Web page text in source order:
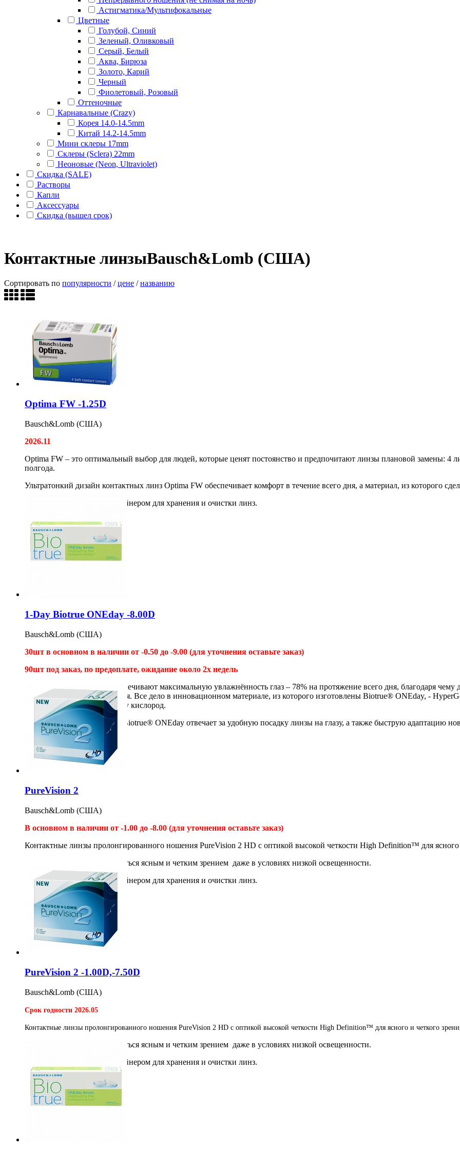
Астигматика/Мультифокальные
Цветные
Голубой, Синий
Зеленый, Оливковый
Серый, Белый
Аква, Бирюза
Золото, Карий
Черный
Фиолетовый, Розовый
Оттеночные
Карнавальные (Crazy)
Корея 14.0-14.5mm
Китай 14.2-14.5mm
Мини склеры 17mm
Склеры (Sclera) 22mm
Неоновые (Neon, Ultraviolet)
Скидка (SALE)
Растворы
Капли
Аксессуары
Скидка (вышел срок)
Контактные линзыBausch&Lomb (США)
Сортировать по популярности /цене /названию
Optima FW -1.25D
Bausch&Lomb (США)
2026.11
Optima FW – это оптимальный выбор для людей, которые ценят постоянство и предпочитают линзы плановой замены: 4
полгода.
Ультратонкий дизайн контактных линз Optima FW обеспечивает комфорт в течение всего дня, а материал, из которого
*Необходим раствор с контейнером для хранения и очистки линз.
4шт 1 750 1 500руб
Купить
1-Day Biotrue ONEday -8.00D
Bausch&Lomb (США)
30шт в основном в наличии от -0.50 до -9.00 (для уточнения оставьте заказ)
90шт под заказ, по предоплате, ожидание около 2х недель
Эти контактные линзы обеспечивают максимальную увлажнённость глаз – 78% на протяжение всего дня, благодаря
первые часы после надевания. Все дело в инновационном материале, из которого изготовлены Biotrue® ONEday, -
и отлично пропускает к глазу кислород.
Асферическая поверхность Biotrue® ONEday отвечает за удобную посадку линзы на глазу, а также быструю адаптацию
1 750руб
Купить
PureVision 2
Bausch&Lomb (США)
В основном в наличии от -1.00 до -8.00 (для уточнения оставьте заказ)
Контактные линзы пролонгированного ношения PureVision 2 HD с оптикой высокой четкости High Definition™ для ясного
Теперь Вы можете наслаждаться ясным и четким зрением даже в условиях низкой освещенности.
*Необходим раствор с контейнером для хранения и очистки линз.
2 200
руб
Купить
PureVision 2 -1.00D,-7.50D
Bausch&Lomb (США)
Срок годности 2026.05
Контактные линзы пролонгированного ношения PureVision 2 HD с оптикой высокой четкости High Definition™ для ясного и четкого
Теперь Вы можете наслаждаться ясным и четким зрением даже в условиях низкой освещенности.
*Необходим раствор с контейнером для хранения и очистки линз.
6шт 2 200 2 000
Купить